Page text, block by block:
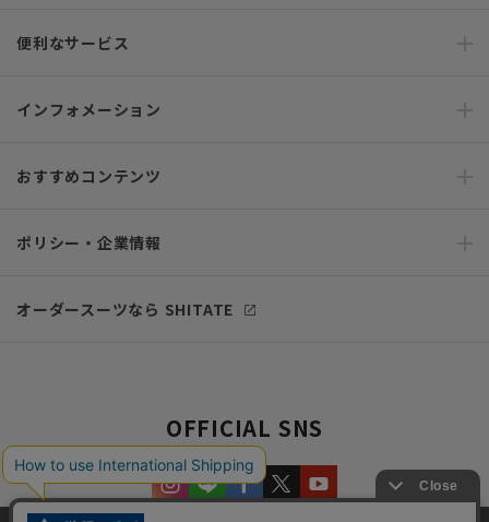
便利なサービス
インフォメーション
おすすめコンテンツ
ポリシー・企業情報
オーダースーツなら SHITATE
OFFICIAL SNS